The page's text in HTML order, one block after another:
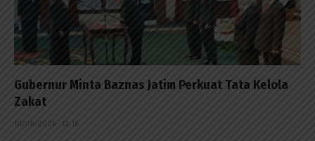
Gubernur Minta Baznas Jatim Perkuat Tata Kelola
Zakat
10/08/2026 - 13:16